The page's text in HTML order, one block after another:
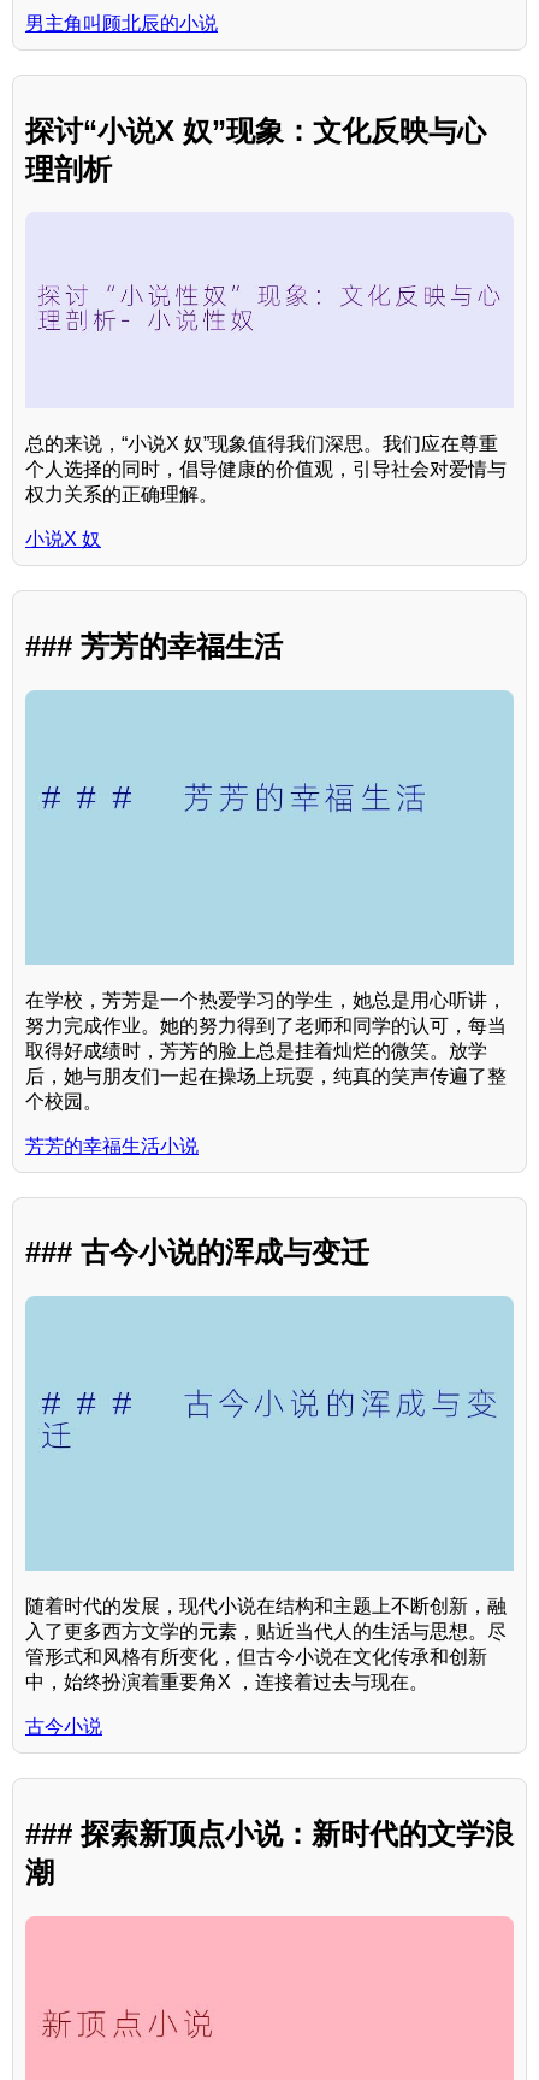
男主角叫顾北辰的小说
探讨“小说X 奴”现象：文化反映与心
理剖析
总的来说，“小说X 奴”现象值得我们深思。我们应在尊重
个人选择的同时，倡导健康的价值观，引导社会对爱情与
权力关系的正确理解。
小说X 奴
### 芳芳的幸福生活
在学校，芳芳是一个热爱学习的学生，她总是用心听讲，
努力完成作业。她的努力得到了老师和同学的认可，每当
取得好成绩时，芳芳的脸上总是挂着灿烂的微笑。放学
后，她与朋友们一起在操场上玩耍，纯真的笑声传遍了整
个校园。
芳芳的幸福生活小说
### 古今小说的浑成与变迁
随着时代的发展，现代小说在结构和主题上不断创新，融
入了更多西方文学的元素，贴近当代人的生活与思想。尽
管形式和风格有所变化，但古今小说在文化传承和创新
中，始终扮演着重要角X ，连接着过去与现在。
古今小说
### 探索新顶点小说：新时代的文学浪
潮